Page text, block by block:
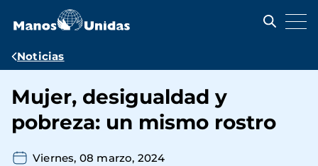
contenido
Ruta
navegación
Noticias
Mujer, desigualdad y
pobreza: un mismo rostro
Viernes, 08 marzo, 2024